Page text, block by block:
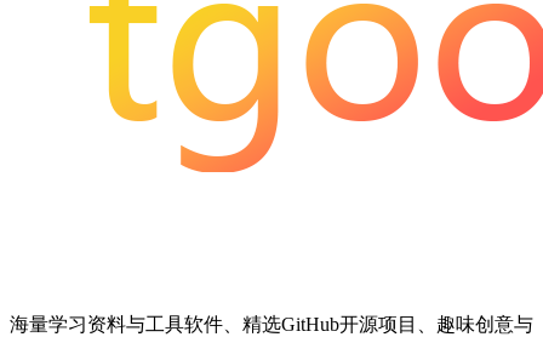
海量学习资料与工具软件、精选GitHub开源项目、趣味创意与